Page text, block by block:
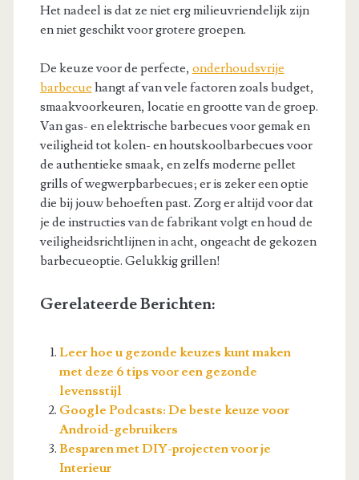
Het nadeel is dat ze niet erg milieuvriendelijk zijn
en niet geschikt voor grotere groepen.
De keuze voor de perfecte, onderhoudsvrije
barbecue hangt af van vele factoren zoals budget,
smaakvoorkeuren, locatie en grootte van de groep.
Van gas- en elektrische barbecues voor gemak en
veiligheid tot kolen- en houtskoolbarbecues voor
de authentieke smaak, en zelfs moderne pellet
grills of wegwerpbarbecues; er is zeker een optie
die bij jouw behoeften past. Zorg er altijd voor dat
je de instructies van de fabrikant volgt en houd de
veiligheidsrichtlijnen in acht, ongeacht de gekozen
barbecueoptie. Gelukkig grillen!
Gerelateerde Berichten:
Leer hoe u gezonde keuzes kunt maken
met deze 6 tips voor een gezonde
levensstijl
Google Podcasts: De beste keuze voor
Android-gebruikers
Besparen met DIY-projecten voor je
Interieur